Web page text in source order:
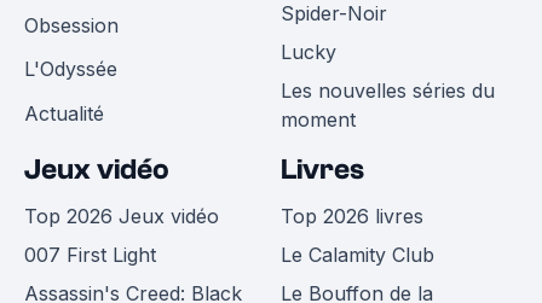
Obsession
L'Odyssée
Actualité
Spider-Noir
Lucky
Les nouvelles séries du
moment
Jeux vidéo
Top 2026 Jeux vidéo
007 First Light
Assassin's Creed: Black
Livres
Top 2026 livres
Le Calamity Club
Le Bouffon de la